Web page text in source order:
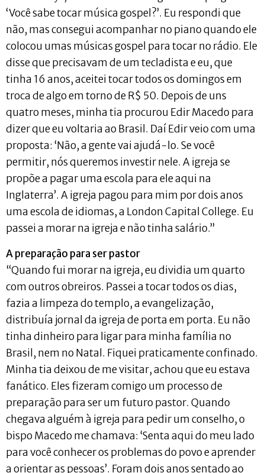
‘Você sabe tocar música gospel?’. Eu respondi que
não, mas consegui acompanhar no piano quando ele
colocou umas músicas gospel para tocar no rádio. Ele
disse que precisavam de um tecladista e eu, que
tinha 16 anos, aceitei tocar todos os domingos em
troca de algo em torno de R$ 50. Depois de uns
quatro meses, minha tia procurou Edir Macedo para
dizer que eu voltaria ao Brasil. Daí Edir veio com uma
proposta: ‘Não, a gente vai ajudá-lo. Se você
permitir, nós queremos investir nele. A igreja se
propõe a pagar uma escola para ele aqui na
Inglaterra’. A igreja pagou para mim por dois anos
uma escola de idiomas, a London Capital College. Eu
passei a morar na igreja e não tinha salário.”
A preparação para ser pastor
“Quando fui morar na igreja, eu dividia um quarto
com outros obreiros. Passei a tocar todos os dias,
fazia a limpeza do templo, a evangelização,
distribuía jornal da igreja de porta em porta. Eu não
tinha dinheiro para ligar para minha família no
Brasil, nem no Natal. Fiquei praticamente confinado.
Minha tia deixou de me visitar, achou que eu estava
fanático. Eles fizeram comigo um processo de
preparação para ser um futuro pastor. Quando
chegava alguém à igreja para pedir um conselho, o
bispo Macedo me chamava: ‘Senta aqui do meu lado
para você conhecer os problemas do povo e aprender
a orientar as pessoas’. Foram dois anos sentado ao